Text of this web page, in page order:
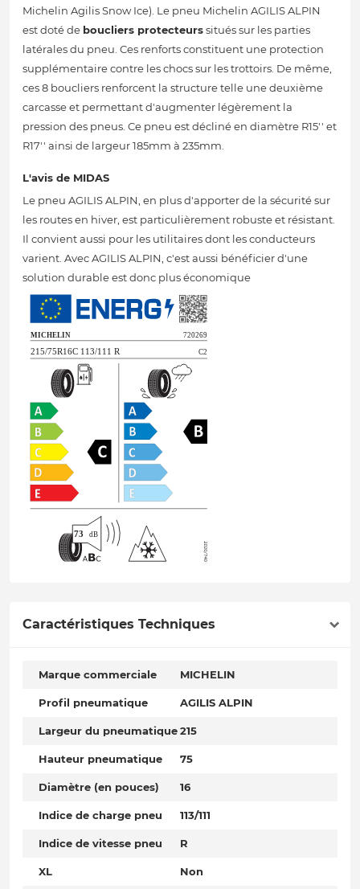
Michelin Agilis Snow Ice). Le pneu Michelin AGILIS ALPIN
est doté de boucliers protecteurssitués sur les parties
latérales du pneu. Ces renforts constituent une protection
supplémentaire contre les chocs sur les trottoirs. De même,
ces 8 boucliers renforcent la structure telle une deuxième
carcasse et permettant d'augmenter légèrement la
pression des pneus. Ce pneu est décliné en diamètre R15'' et
R17'' ainsi de largeur 185mm à 235mm.
L'avis de MIDAS
Le pneu AGILIS ALPIN, en plus d'apporter de la sécurité sur
les routes en hiver, est particulièrement robuste et résistant.
Il convient aussi pour les utilitaires dont les conducteurs
varient. Avec AGILIS ALPIN, c'est aussi bénéficier d'une
solution durable est donc plus économique
Caractéristiques Techniques
Marque commerciale MICHELIN
Profil pneumatique AGILIS ALPIN
Largeur du pneumatique215
Hauteur pneumatique 75
Diamètre (en pouces) 16
Indice de charge pneu 113/111
Indice de vitesse pneu R
XL Non